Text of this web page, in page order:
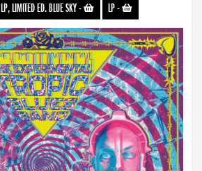
LP, LIMITED ED. BLUE SKY- LP-